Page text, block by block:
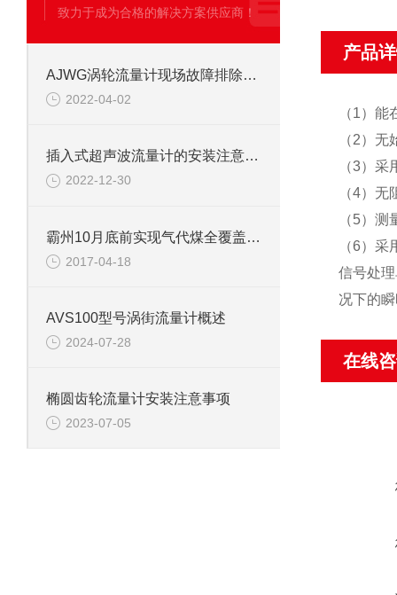
致力于成为合格的解决方案供应商！
AJWG涡轮流量计现场故障排除方法
2022-04-02
插入式超声波流量计的安装注意事项
2022-12-30
霸州10月底前实现气代煤全覆盖 农村将用上天然气
2017-04-18
AVS100型号涡街流量计概述
2024-07-28
椭圆齿轮流量计安装注意事项
2023-07-05
产品
（1）
（2）
（3）
（4）
（5）
（6）
信号处
况下的
在线